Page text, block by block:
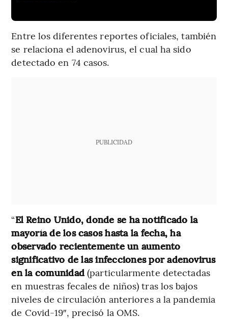
Entre los diferentes reportes oficiales, también
se relaciona el adenovirus, el cual ha sido
detectado en 74 casos.
PUBLICIDAD
“El Reino Unido, donde se ha notificado la
mayoría de los casos hasta la fecha, ha
observado recientemente un aumento
significativo de las infecciones por adenovirus
en la comunidad (particularmente detectadas
en muestras fecales de niños) tras los bajos
niveles de circulación anteriores a la pandemia
de Covid-19″, precisó la OMS.